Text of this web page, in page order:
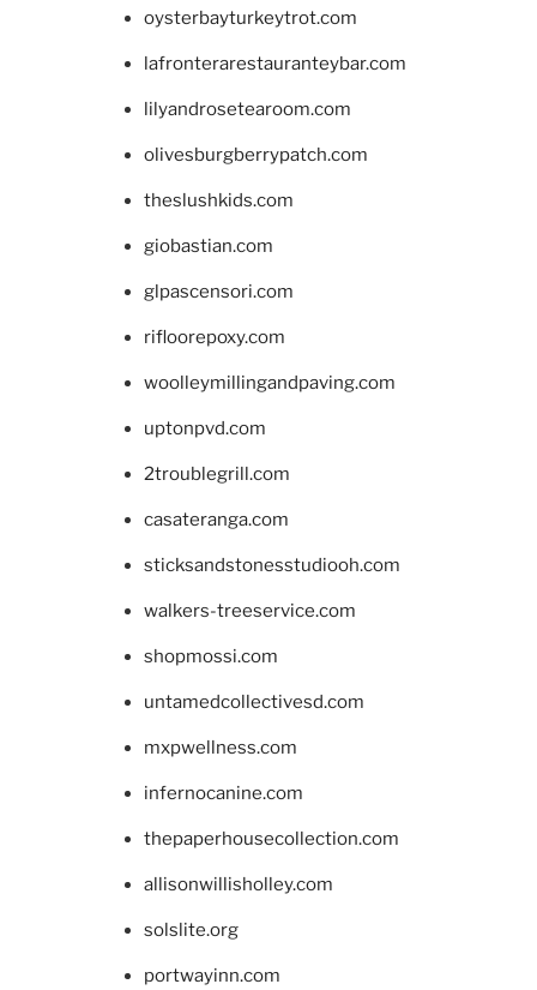
oysterbayturkeytrot.com
lafronterarestauranteybar.com
lilyandrosetearoom.com
olivesburgberrypatch.com
theslushkids.com
giobastian.com
glpascensori.com
rifloorepoxy.com
woolleymillingandpaving.com
uptonpvd.com
2troublegrill.com
casateranga.com
sticksandstonesstudiooh.com
walkers-treeservice.com
shopmossi.com
untamedcollectivesd.com
mxpwellness.com
infernocanine.com
thepaperhousecollection.com
allisonwillisholley.com
solslite.org
portwayinn.com